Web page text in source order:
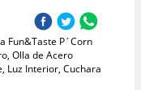
Fun&Taste P´Corn
Olla de Acero
Luz Interior, Cuchara